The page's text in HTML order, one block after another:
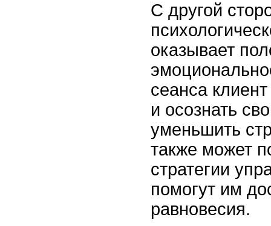
С другой
оказывает
сеанса
и осознать
уменьшить
также может
стратегии
помогут им
равновесия.